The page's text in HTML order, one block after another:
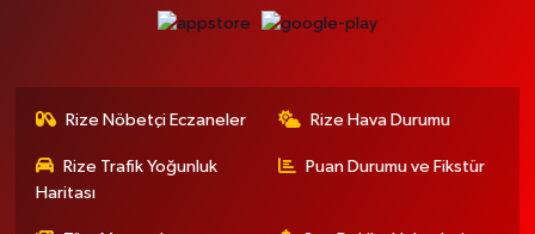
Rize Nöbetçi Eczaneler Rize Hava Durumu
Rize Trafik Yoğunluk
Haritası
Puan Durumu ve Fikstür